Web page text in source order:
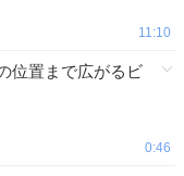
11:10
位置まで広がるビ
0:46